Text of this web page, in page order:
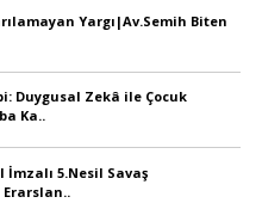
Yargı|Av.Semih Biten
Duygusal Zekâ ile Çocuk
Ka..
5.Nesil Savaş